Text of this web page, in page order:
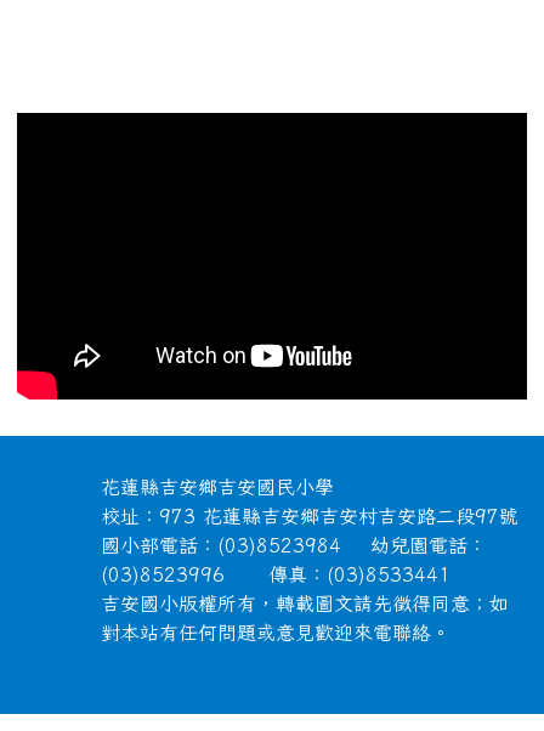
頁尾區域內容
花蓮縣吉安鄉吉安國民小學
校址：973 花蓮縣吉安鄉吉安村吉安路二段97號
國小部電話：(03)8523984 幼兒園電話：
(03)8523996 傳真：(03)8533441
吉安國小版權所有，轉載圖文請先徵得同意；如
對本站有任何問題或意見歡迎來電聯絡。